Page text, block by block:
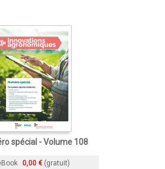
spécial - Volume 108
0,00 € (gratuit)